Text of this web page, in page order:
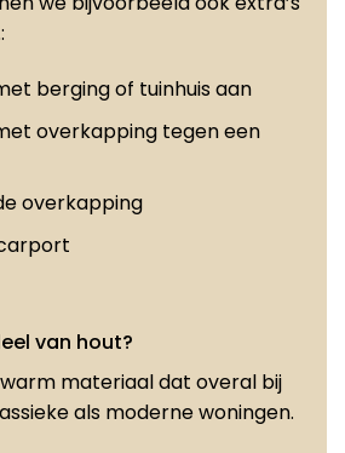
berging of tuinhuis aan
overkapping tegen een
overkapping
van hout?
materiaal dat overal bij
als moderne woningen.